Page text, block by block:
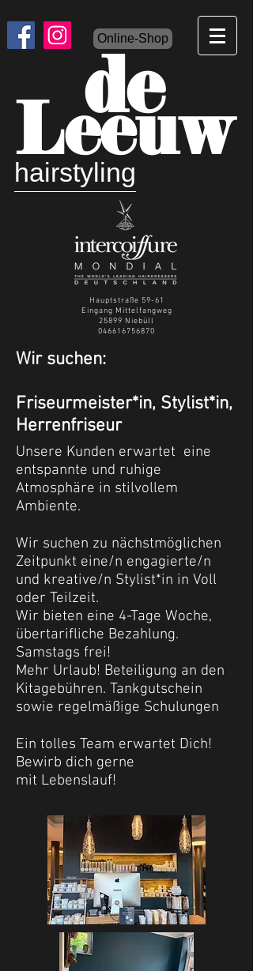
de
hairstyling
Leeuw
Online-Shop
Hauptstraße 59-61
Eingang Mittelfangweg
25899 Niebüll
046616756870
Wir suchen:
Friseurmeister*in, Stylist*in,
Herrenfriseur
Unsere Kunden erwartet eine
entspannte und ruhige
Atmosphäre in stilvollem
Ambiente.
Wir suchen zu nächstmöglichen
Zeitpunkt eine/n engagierte/n
und kreative/n Stylist*in in Voll
oder Teilzeit.
Wir bieten eine 4-Tage Woche,
übertarifliche Bezahlung.
Samstags frei!
Mehr Urlaub! Beteiligung an den
Kitagebühren. Tankgutschein
sowie regelmäßige Schulungen
Ein tolles Team erwartet Dich!
Bewirb dich gerne
mit Lebenslauf!